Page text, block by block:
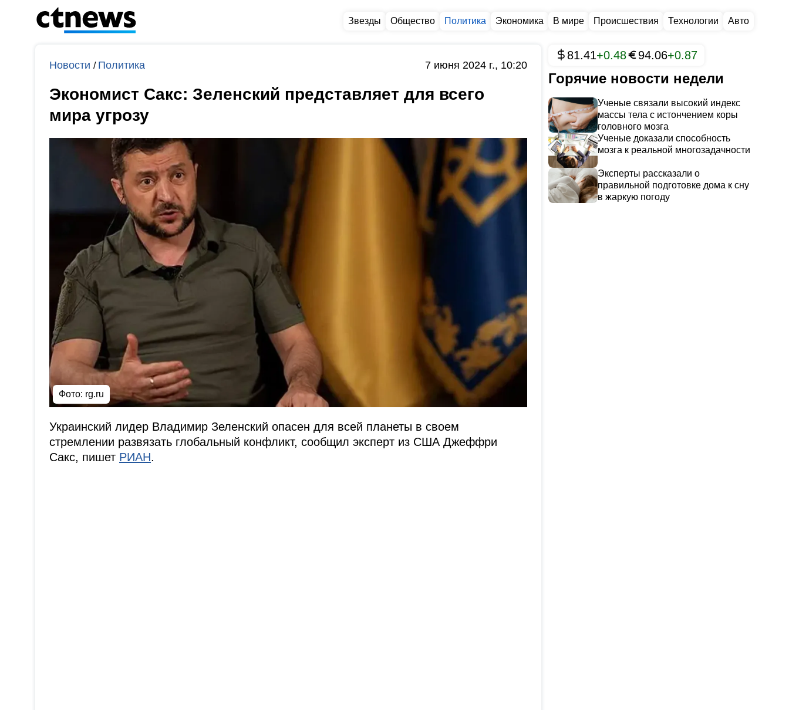
Звезды Общество Политика Экономика В мире Происшествия Технологии Авто
Новости / Политика 7 июня 2024 г., 10:20
Экономист Сакс: Зеленский представляет для всего
мира угрозу
Фото: rg.ru
Украинский лидер Владимир Зеленский опасен для всей планеты в своем
стремлении развязать глобальный конфликт, сообщил эксперт из США Джеффри
Сакс, пишет РИАН.
81.41+0.48 94.06+0.87
Горячие новости недели
Ученые связали высокий индекс
массы тела с истончением коры
головного мозга
Ученые доказали способность
мозга к реальной многозадачности
Эксперты рассказали о
правильной подготовке дома к сну
в жаркую погоду